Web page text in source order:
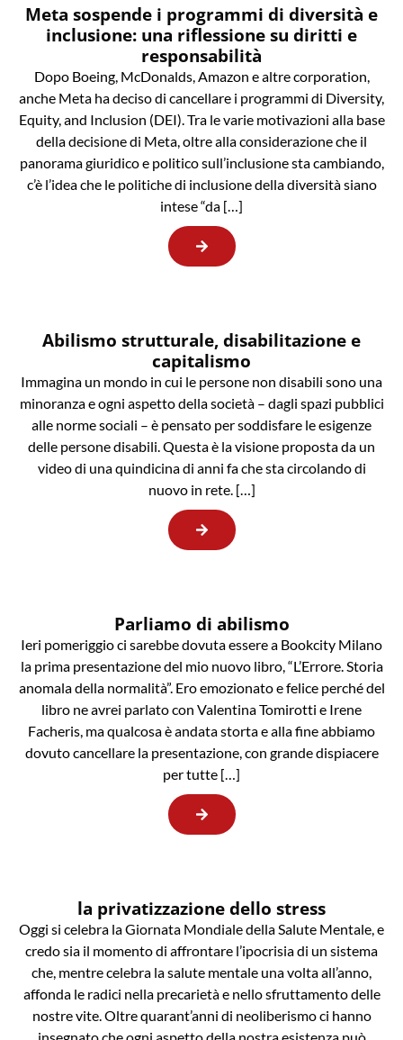
Meta sospende i programmi di diversità e
inclusione: una riflessione su diritti e
responsabilità
Dopo Boeing, McDonalds, Amazon e altre corporation,
anche Meta ha deciso di cancellare i programmi di Diversity,
Equity, and Inclusion (DEI). Tra le varie motivazioni alla base
della decisione di Meta, oltre alla considerazione che il
panorama giuridico e politico sull’inclusione sta cambiando,
c’è l’idea che le politiche di inclusione della diversità siano
intese “da […]
Abilismo strutturale, disabilitazione e
capitalismo
Immagina un mondo in cui le persone non disabili sono una
minoranza e ogni aspetto della società – dagli spazi pubblici
alle norme sociali – è pensato per soddisfare le esigenze
delle persone disabili. Questa è la visione proposta da un
video di una quindicina di anni fa che sta circolando di
nuovo in rete. […]
Parliamo di abilismo
Ieri pomeriggio ci sarebbe dovuta essere a Bookcity Milano
la prima presentazione del mio nuovo libro, “L’Errore. Storia
anomala della normalità”. Ero emozionato e felice perché del
libro ne avrei parlato con Valentina Tomirotti e Irene
Facheris, ma qualcosa è andata storta e alla fine abbiamo
dovuto cancellare la presentazione, con grande dispiacere
per tutte […]
la privatizzazione dello stress
Oggi si celebra la Giornata Mondiale della Salute Mentale, e
credo sia il momento di affrontare l’ipocrisia di un sistema
che, mentre celebra la salute mentale una volta all’anno,
affonda le radici nella precarietà e nello sfruttamento delle
nostre vite. Oltre quarant’anni di neoliberismo ci hanno